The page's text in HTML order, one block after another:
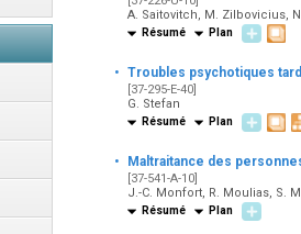
A. Saitovitch, M. Zilbovicius,
Résumé Plan
· Troubles psychotiques
[37-295-E-40]
G. Stefan
Résumé Plan
· Maltraitance des
[37-541-A-10]
J.-C. Monfort, R. Moulias, S.
Résumé Plan